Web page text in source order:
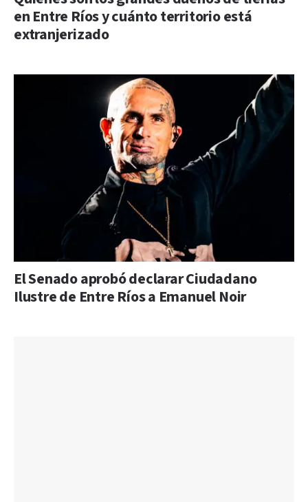
en Entre Ríos y cuánto territorio está
extranjerizado
El Senado aprobó declarar Ciudadano
Ilustre de Entre Ríos a Emanuel Noir